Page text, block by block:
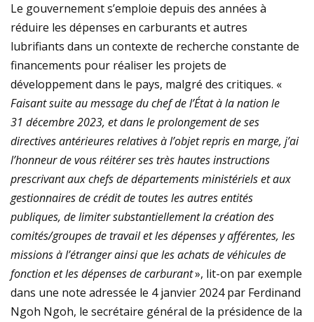
Le gouvernement s’emploie depuis des années à
réduire les dépenses en carburants et autres
lubrifiants dans un contexte de recherche constante de
financements pour réaliser les projets de
développement dans le pays, malgré des critiques. «
Faisant suite au message du chef de l’État à la nation le
31 décembre 2023, et dans le prolongement de ses
directives antérieures relatives à l’objet repris en marge, j’ai
l’honneur de vous réitérer ses très hautes instructions
prescrivant aux chefs de départements ministériels et aux
gestionnaires de crédit de toutes les autres entités
publiques, de limiter substantiellement la création des
comités/groupes de travail et les dépenses y afférentes, les
missions à l’étranger ainsi que les achats de véhicules de
fonction et les dépenses de carburant», lit-on par exemple
dans une note adressée le 4 janvier 2024 par Ferdinand
Ngoh Ngoh, le secrétaire général de la présidence de la